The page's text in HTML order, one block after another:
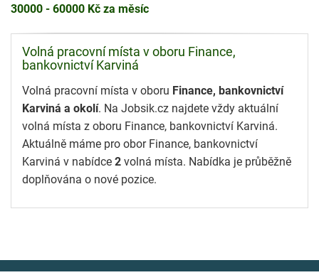
30000 - 60000 Kč za měsíc
Volná pracovní místa v oboru Finance,
bankovnictví Karviná
Volná pracovní místa v oboru Finance, bankovnictví
Karviná a okolí. Na Jobsik.cz najdete vždy aktuální
volná místa z oboru Finance, bankovnictví Karviná.
Aktuálně máme pro obor Finance, bankovnictví
Karviná v nabídce 2 volná místa. Nabídka je průběžně
doplňována o nové pozice.